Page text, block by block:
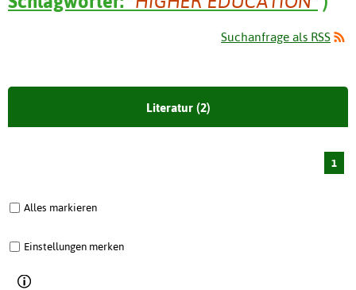
Suchanfrage als RSS
Literatur (2)
1
Alles markieren
Einstellungen merken